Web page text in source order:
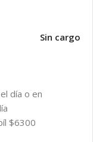
Sin cargo
día o en
$6300